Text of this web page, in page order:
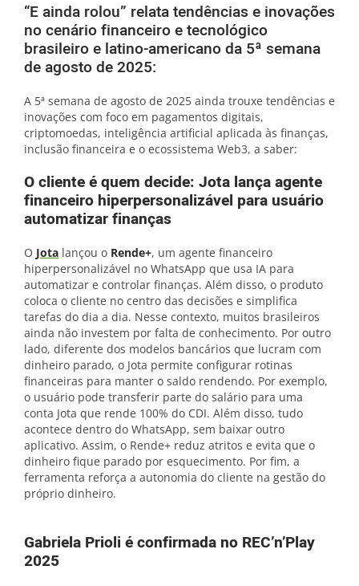
“E ainda rolou” relata tendências e inovações
no cenário financeiro e tecnológico
brasileiro e latino-americano da 5ª semana
de agosto de 2025:
A 5ª semana de agosto de 2025 ainda trouxe tendências e
inovações com foco em pagamentos digitais,
criptomoedas, inteligência artificial aplicada às finanças,
inclusão financeira e o ecossistema Web3, a saber:
O cliente é quem decide: Jota lança agente
financeiro hiperpersonalizável para usuário
automatizar finanças
O Jota lançou o Rende+, um agente financeiro
hiperpersonalizável no WhatsApp que usa IA para
automatizar e controlar finanças. Além disso, o produto
coloca o cliente no centro das decisões e simplifica
tarefas do dia a dia. Nesse contexto, muitos brasileiros
ainda não investem por falta de conhecimento. Por outro
lado, diferente dos modelos bancários que lucram com
dinheiro parado, o Jota permite configurar rotinas
financeiras para manter o saldo rendendo. Por exemplo,
o usuário pode transferir parte do salário para uma
conta Jota que rende 100% do CDI. Além disso, tudo
acontece dentro do WhatsApp, sem baixar outro
aplicativo. Assim, o Rende+ reduz atritos e evita que o
dinheiro fique parado por esquecimento. Por fim, a
ferramenta reforça a autonomia do cliente na gestão do
próprio dinheiro.
Gabriela Prioli é confirmada no REC’n’Play
2025